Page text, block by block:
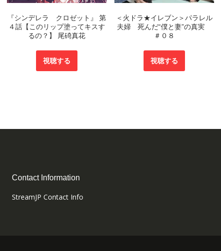
『シンデレラ クロゼット』 第
４話【このリップ塗ってキスす
るの？】 尾碕真花
視聴する
＜火ドラ★イレブン＞パラレル
夫婦 死んだ“僕と妻”の真実
＃０８
視聴する
Contact Information
StreamJP Contact Info